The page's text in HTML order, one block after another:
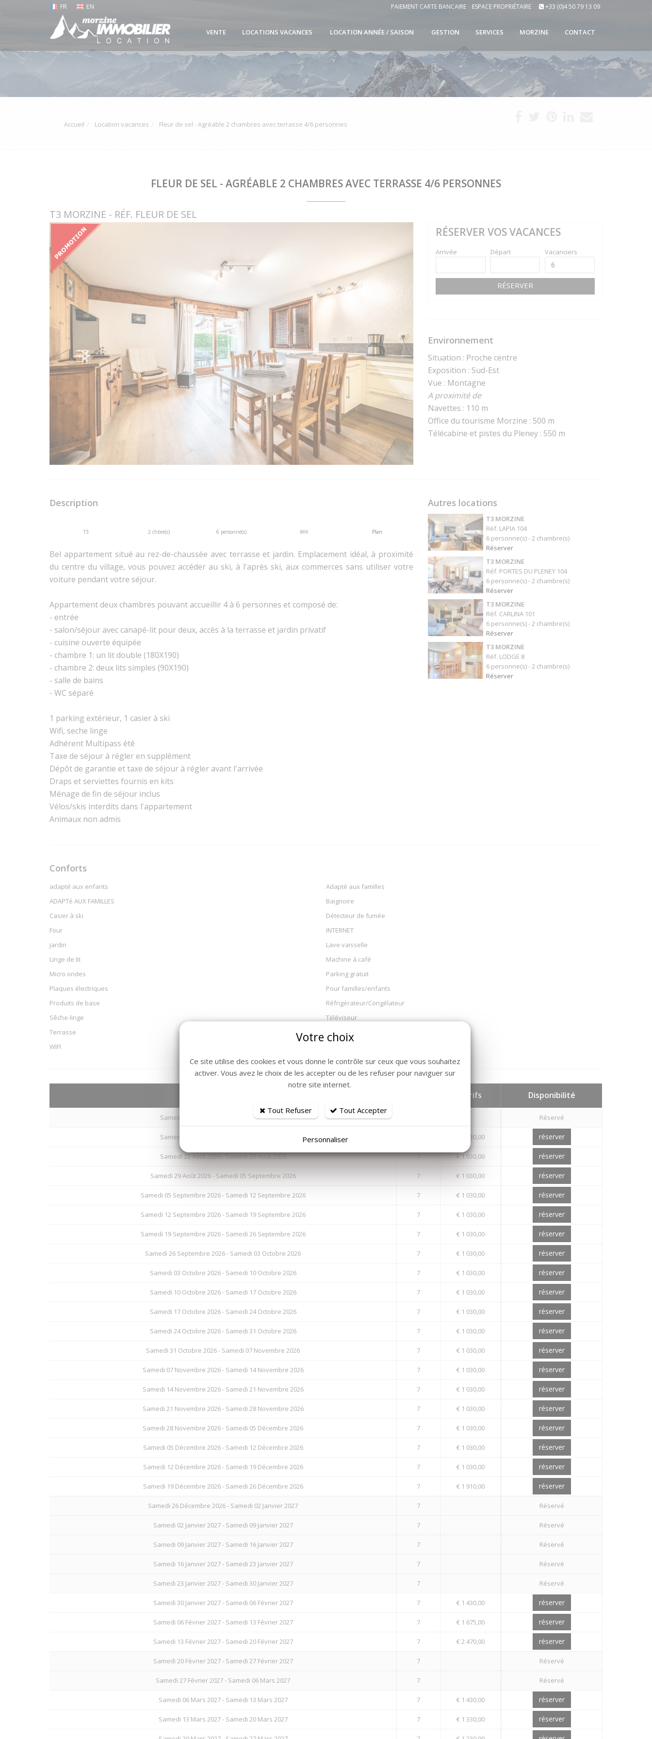
FR EN PAIEMENT CARTE BANCAIRE ESPACE PROPRIÉTAIRE +33 (0)4 50 79 13 09
VENTE LOCATIONS VACANCES LOCATION ANNÉE / SAISON GESTION SERVICES MORZINE CONTACT
Accueil Location vacances Fleur de sel - Agréable 2 chambres avec terrasse 4/6 personnes
FLEUR DE SEL - AGRÉABLE 2 CHAMBRES AVEC TERRASSE 4/6 PERSONNES
T3 MORZINE - RÉF. FLEUR DE SEL
RÉSERVER VOS VACANCES
Arrivée Départ Vacanciers
RÉSERVER
Environnement
Situation : Proche centre
Exposition : Sud-Est
Vue : Montagne
A proximité de
Navettes : 110 m
Office du tourisme Morzine : 500 m
Télécabine et pistes du Pleney : 550 m
Description
T3 2 chbre(s) 6 personne(s) Wifi Plan
Bel appartement situé au rez-de-chaussée avec terrasse et jardin. Emplacement idéal, à proximité
du centre du village, vous pouvez accéder au ski, à l'après ski, aux commerces sans utiliser votre
voiture pendant votre séjour.
Appartement deux chambres pouvant accueillir 4 à 6 personnes et composé de:
- entrée
- salon/séjour avec canapé-lit pour deux, accès à la terrasse et jardin privatif
- cuisine ouverte équipée
- chambre 1: un lit double (180X190)
- chambre 2: deux lits simples (90X190)
- salle de bains
- WC séparé
1 parking extérieur, 1 casier à ski
Wifi, seche linge
Adhérent Multipass été
Taxe de séjour à régler en supplément
Dépôt de garantie et taxe de séjour à régler avant l'arrivée
Draps et serviettes fournis en kits
Ménage de fin de séjour inclus
Vélos/skis interdits dans l'appartement
Animaux non admis
Autres locations
T3 MORZINE
Réf. LAPIA 104
6 personne(s) - 2 chambre(s)
Réserver
T3 MORZINE
Réf. PORTES DU PLENEY 104
6 personne(s) - 2 chambre(s)
Réserver
T3 MORZINE
Réf. CARLINA 101
6 personne(s) - 2 chambre(s)
Réserver
T3 MORZINE
Réf. LODGE 8
6 personne(s) - 2 chambre(s)
Réserver
Conforts
adapté aux enfants
Adapté aux familles
ADAPTé AUX FAMILLES
Baignoire
Casier à ski
Détecteur de fumée
Four
INTERNET
jardin
Lave vaisselle
Linge de lit
Machine à café
Micro ondes
Parking gratuit
Plaques électriques
Pour familles/enfants
Produits de base
Réfrigérateur/Congélateur
Sêche-linge
Téléviseur
Terrasse
WIFI
Tarifs Disponibilité
Samedi 08 Août 2026 - Samedi 15 Août 2026 Réservé
Samedi 15 Août 2026 - Samedi 22 Août 2026 € 1 130,00 réserver
Samedi 22 Août 2026 - Samedi 29 Août 2026 7 € 1 030,00 réserver
Samedi 29 Août 2026 - Samedi 05 Septembre 2026 7 € 1 030,00 réserver
Samedi 05 Septembre 2026 - Samedi 12 Septembre 2026 7 € 1 030,00 réserver
Samedi 12 Septembre 2026 - Samedi 19 Septembre 2026 7 € 1 030,00 réserver
Samedi 19 Septembre 2026 - Samedi 26 Septembre 2026 7 € 1 030,00 réserver
Samedi 26 Septembre 2026 - Samedi 03 Octobre 2026 7 € 1 030,00 réserver
Samedi 03 Octobre 2026 - Samedi 10 Octobre 2026 7 € 1 030,00 réserver
Samedi 10 Octobre 2026 - Samedi 17 Octobre 2026 7 € 1 030,00 réserver
Samedi 17 Octobre 2026 - Samedi 24 Octobre 2026 7 € 1 030,00 réserver
Samedi 24 Octobre 2026 - Samedi 31 Octobre 2026 7 € 1 030,00 réserver
Samedi 31 Octobre 2026 - Samedi 07 Novembre 2026 7 € 1 030,00 réserver
Samedi 07 Novembre 2026 - Samedi 14 Novembre 2026 7 € 1 030,00 réserver
Samedi 14 Novembre 2026 - Samedi 21 Novembre 2026 7 € 1 030,00 réserver
Samedi 21 Novembre 2026 - Samedi 28 Novembre 2026 7 € 1 030,00 réserver
Samedi 28 Novembre 2026 - Samedi 05 Décembre 2026 7 € 1 030,00 réserver
Samedi 05 Décembre 2026 - Samedi 12 Décembre 2026 7 € 1 030,00 réserver
Samedi 12 Décembre 2026 - Samedi 19 Décembre 2026 7 € 1 030,00 réserver
Samedi 19 Décembre 2026 - Samedi 26 Décembre 2026 7 € 1 910,00 réserver
Samedi 26 Décembre 2026 - Samedi 02 Janvier 2027 7 Réservé
Samedi 02 Janvier 2027 - Samedi 09 Janvier 2027 7 Réservé
Samedi 09 Janvier 2027 - Samedi 16 Janvier 2027 7 Réservé
Samedi 16 Janvier 2027 - Samedi 23 Janvier 2027 7 Réservé
Samedi 23 Janvier 2027 - Samedi 30 Janvier 2027 7 Réservé
Samedi 30 Janvier 2027 - Samedi 06 Février 2027 7 € 1 430,00 réserver
Samedi 06 Février 2027 - Samedi 13 Février 2027 7 € 1 675,00 réserver
Samedi 13 Février 2027 - Samedi 20 Février 2027 7 € 2 470,00 réserver
Samedi 20 Février 2027 - Samedi 27 Février 2027 7 Réservé
Samedi 27 Février 2027 - Samedi 06 Mars 2027 7 Réservé
Samedi 06 Mars 2027 - Samedi 13 Mars 2027 7 € 1 430,00 réserver
Samedi 13 Mars 2027 - Samedi 20 Mars 2027 7 € 1 330,00 réserver
Votre choix
Ce site utilise des cookies et vous donne le contrôle sur ceux que vous souhaitez
activer. Vous avez le choix de les accepter ou de les refuser pour naviguer sur
notre site internet.
Tout Refuser Tout Accepter
Personnaliser